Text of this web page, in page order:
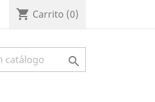
shopping_cart Carrito (0)
